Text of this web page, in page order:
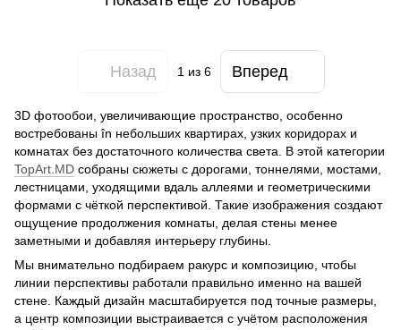
Назад 1 из 6 Вперед
3D фотообои, увеличивающие пространство, особенно
востребованы în небольших квартирах, узких коридорах и
комнатах без достаточного количества света. В этой категории
TopArt.MD собраны сюжеты с дорогами, тоннелями, мостами,
лестницами, уходящими вдаль аллеями и геометрическими
формами с чёткой перспективой. Такие изображения создают
ощущение продолжения комнаты, делая стены менее
заметными и добавляя интерьеру глубины.
Мы внимательно подбираем ракурс и композицию, чтобы
линии перспективы работали правильно именно на вашей
стене. Каждый дизайн масштабируется под точные размеры,
а центр композиции выстраивается с учётом расположения